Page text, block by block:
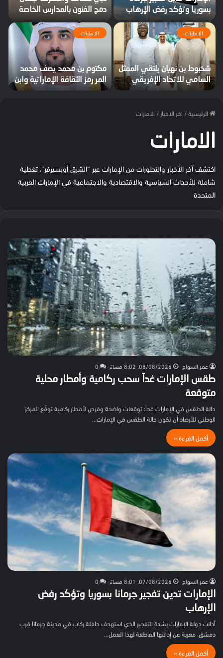
بسوريا وتؤكد رفض الإرهاب
دمج الفنون بالمدارس الخاصة
الامارات
شخبوط بن نهيان يلتقي الممثل
السامي للاتحاد الإفريقي
لمالي والساحل لبحث التعاون
الامارات
مكتوم بن محمد يصف محمد
المر رمز الثقافة الإماراتية وابن
دبي المخلص
الرئيسية/ اخر الاخبار / الامارات
الامارات
اكتشف آخر الأخبار والتطورات من الإمارات عبر “الشرق أوبسيرفر”، تغطية
شاملة للأحداث السياسية والاقتصادية والاجتماعية في الإمارات العربية
المتحدة
عمر السواح 08/08/2026, 8:02 مساءً 0
طقس الإمارات غداً سحب ركامية وأمطار محلية
متوقعة
حالة الطقس في الإمارات غداً: توقعات واضحة وفرص لأمطار ركامية توقّع المركز
الوطني للأرصاد أن تكون حالة الطقس في الإمارات…
أكمل القراءة »
عمر السواح 07/08/2026, 8:01 مساءً 0
الإمارات تدين تفجير جرمانا بسوريا وتؤكد رفض
الإرهاب
أدانت دولة الإمارات بشدة التفجير الذي استهدف حافلة ركاب في مدينة جرمانا قرب
دمشق، معربة عن إدانتها القاطعة لهذا العمل…
أكمل القراءة »